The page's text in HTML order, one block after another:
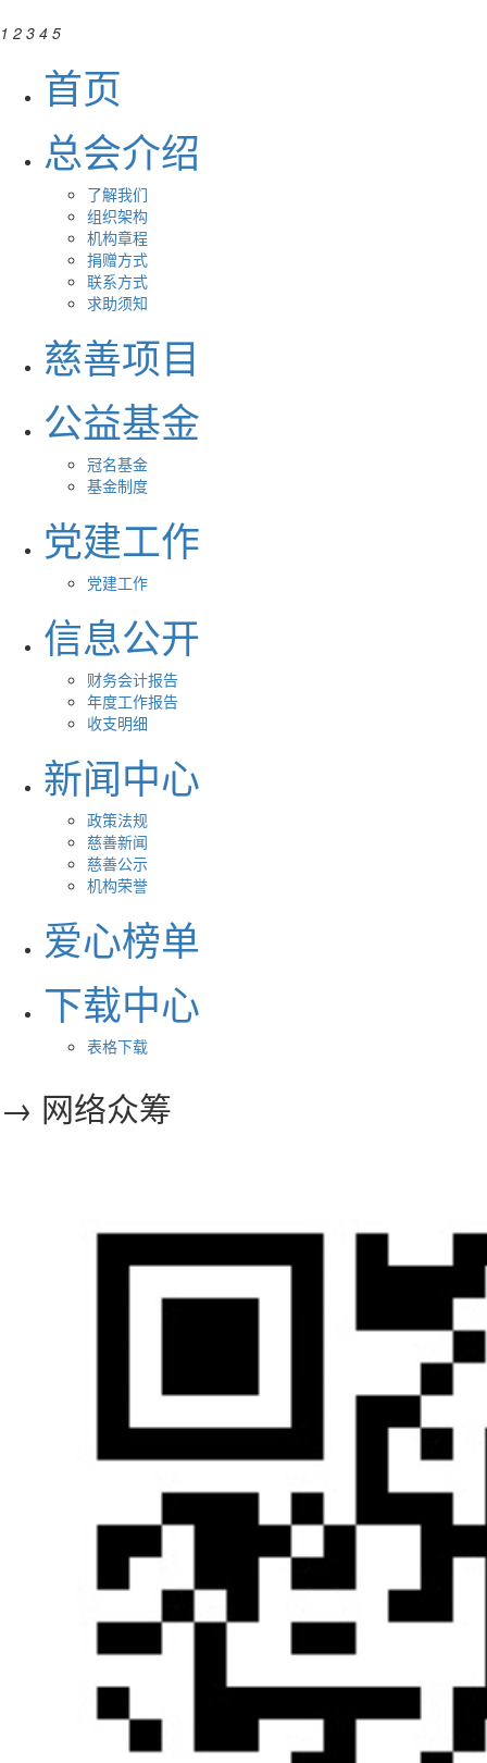
1 2 3 4 5
首页
总会介绍
了解我们
组织架构
机构章程
捐赠方式
联系方式
求助须知
慈善项目
公益基金
冠名基金
基金制度
党建工作
党建工作
信息公开
财务会计报告
年度工作报告
收支明细
新闻中心
政策法规
慈善新闻
慈善公示
机构荣誉
爱心榜单
下载中心
表格下载
→ 网络众筹